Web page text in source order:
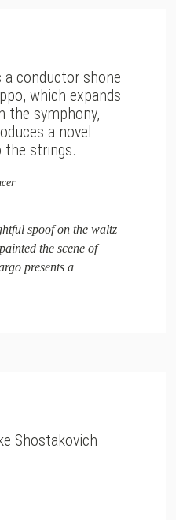
a conductor shone
which expands
the symphony,
a novel
the strings.
spoof on the waltz
the scene of
presents a
Shostakovich